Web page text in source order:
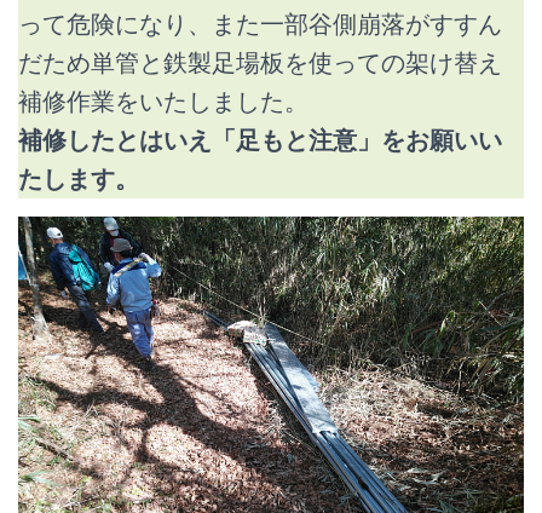
って危険になり、また一部谷側崩落がすすん
だため単管と鉄製足場板を使っての架け替え
補修作業をいたしました。
補修したとはいえ「足もと注意」をお願いい
たします。